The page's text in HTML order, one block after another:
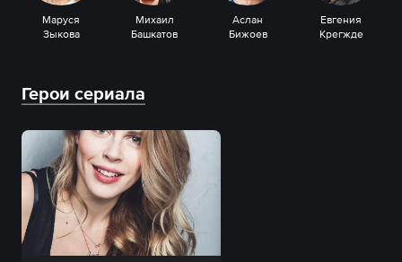
Маруся
Зыкова
Михаил
Башкатов
Аслан
Бижоев
Евгения
Крегжде
Герои сериала